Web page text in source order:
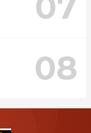
08